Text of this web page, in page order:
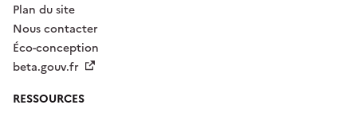
Plan du site
Nous contacter
Éco-conception
beta.gouv.fr
RESSOURCES